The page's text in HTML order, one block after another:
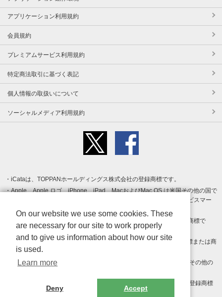
アプリケーション利用規約
会員規約
プレミアムサービス利用規約
特定商法取引に基づく表記
個人情報の取扱いについて
ソーシャルメディア利用規約
iCataは、TOPPANホールディングス株式会社の登録商標です。
Apple、Apple ロゴ、iPhone、iPad、MacおよびMac OS は米国その他の国で
登録された Apple Inc. の商標です。App Store は Apple Inc. のサービスマー
クです。
Android、Google Play および Google Play ロゴ は Google LLC の商標で
す。
Windows は Microsoft Inc.の米国およびその他の国における登録商標または商
標です。
Adobe、Adobe Reader、Adobe PDF は、Adobe Inc.の米国およびその他の
その他、記載されている会社名、商品名、ロゴは各社の商標または登録商標
On our website we use some cookies. These
are necessary for our site to work properly
and to give us information about how our site
is used.
Learn more
Deny Accept